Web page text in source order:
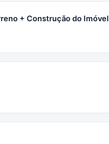
+ Construção do Imóvel